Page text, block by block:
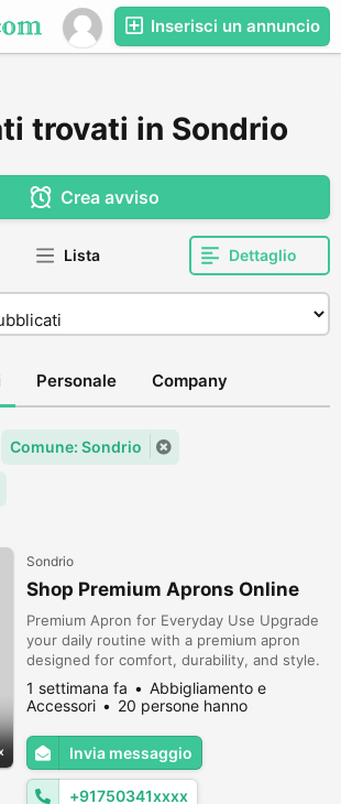
Inserisci un annuncio
trovati in Sondrio
Crea avviso
Lista Dettaglio
Personale Company
Comune: Sondrio
Sondrio
Shop Premium Aprons Online
Premium Apron for Everyday Use Upgrade
your daily routine with a premium apron
designed for comfort, durability, and style.
Perfect for chefs, home cooks, bakers, and
professionals, this apron features practical
pockets and adjustable straps. Enjoy
reliable protection while maintaining a
polished look in every kitchen, café, or
creative workspace.
1 settimana fa
Abbigliamento e
Accessori
20 persone hanno
Invia messaggio
+91750341xxxx